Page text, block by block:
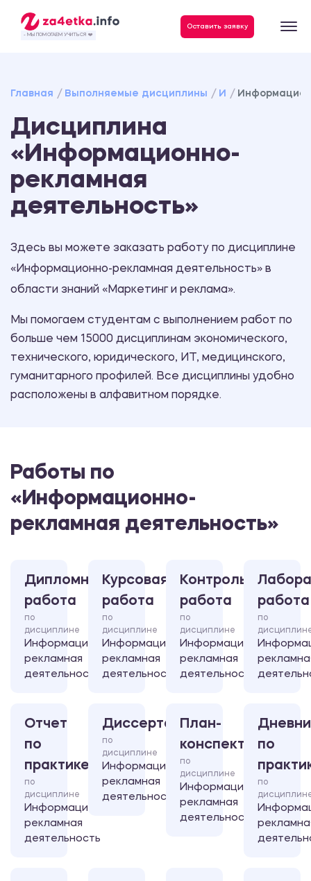
- МЫ ПОМОГАЕМ УЧИТЬСЯ ❤️
Оставить заявку
Главная Выполняемые дисциплины И
Дисциплина
«Информационно-
рекламная
деятельность»
Здесь вы можете заказать работу по дисциплине
«Информационно-рекламная деятельность» в
области знаний «Маркетинг и реклама».
Мы помогаем студентам с выполнением работ по
больше чем 15000 дисциплинам экономического,
технического, юридического, ИТ, медицинского,
гуманитарного профилей. Все дисциплины удобно
расположены в алфавитном порядке.
Работы по
«Информационно-
рекламная деятельность»
Дипломная
работа
по
дисциплине
Информационно-
рекламная
деятельность
Курсовая
работа
по
дисциплине
Информационно-
рекламная
деятельность
Контрольная
работа
по
дисциплине
Информационно-
рекламная
деятельность
работа
по
Отчет
по
практике
по
дисциплине
Информационно-
рекламная
деятельность
Диссертация
по
дисциплине
Информационно-
рекламная
деятельность
План-
конспект
по
дисциплине
Информационно-
рекламная
деятельность
по
по